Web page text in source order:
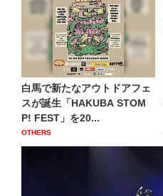
白馬で新たなアウトドアフェ
スが誕生「HAKUBA STOM
P! FEST」を20...
OTHERS